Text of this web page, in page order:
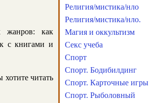
жанров: как
с книгами и
читать
Религия/мистика/нло
Религия/мистика/нло.
Магия и оккультизм
Секс учеба
Спорт
Спорт. Бодибилдинг
Спорт. Карточные игры
Спорт. Рыболовный